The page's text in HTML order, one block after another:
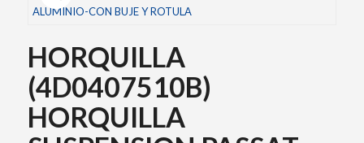
HORQUILLA
(4D0407510B)
HORQUILLA